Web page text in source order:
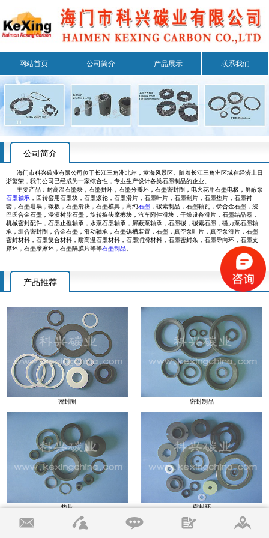
网站首页 公司简介 产品展示 联系我们
公司简介
海门市科兴碳业有限公司位于长江三角洲北岸，黄海风景区。随着长江三角洲区域在经济上日
渐繁荣，我们公司已经成为一家综合性，专业生产设计各类石墨制品的企业。
主要产品：耐高温石墨块，石墨拼环，石墨分瓣环，石墨密封圈，电火花用石墨电极，屏蔽泵
石墨轴承 ，回转窑用石墨块，石墨滚轮，石墨滑片，石墨叶片，石墨刮片，石墨垫片，石墨衬
套，石墨坩埚，碳板，石墨滑块，石墨模具，高纯石墨 ，碳素制品，石墨轴瓦，锑合金石墨，浸
巴氏合金石墨，浸渍树脂石墨，旋转换头摩擦块，汽车附件滑块，干燥设备滑片，石墨结晶器，
机械密封配件，石墨止推轴承，水泵石墨轴承，屏蔽泵轴承，石墨碳，碳素石墨，磁力泵石墨轴
承，组合密封圈，合金石墨，滑动轴承，石墨锡槽装置，石墨，真空泵叶片，真空泵滑片，石墨
密封材料，石墨复合材料，耐高温石墨材料，石墨润滑材料，石墨密封条，石墨导向环，石墨支
撑环，石墨摩擦环，石墨隔膜片等等石墨制品
产品推荐
密封圈 密封制品
垫片 密封环